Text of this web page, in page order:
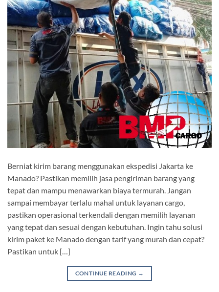
Berniat kirim barang menggunakan ekspedisi Jakarta ke
Manado? Pastikan memilih jasa pengiriman barang yang
tepat dan mampu menawarkan biaya termurah. Jangan
sampai membayar terlalu mahal untuk layanan cargo,
pastikan operasional terkendali dengan memilih layanan
yang tepat dan sesuai dengan kebutuhan. Ingin tahu solusi
kirim paket ke Manado dengan tarif yang murah dan cepat?
Pastikan untuk […]
CONTINUE READING →